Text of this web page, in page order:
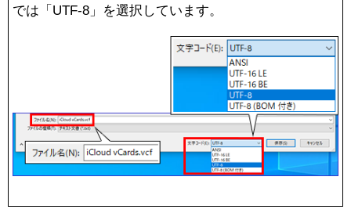
ニュース
では「UTF-8」を選択しています。